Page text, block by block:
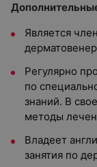
Является
Регулярно
по
знаний. В
методы
Владеет
занятия по